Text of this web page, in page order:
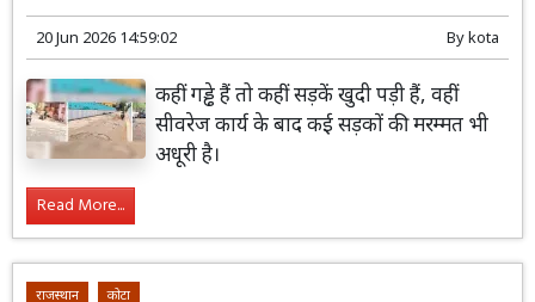
20 Jun 2026 14:59:02 Bykota
कहीं गड्ढे हैं तो कहीं सड़कें खुदी पड़ी हैं, वहीं
सीवरेज कार्य के बाद कई सड़कों की मरम्मत भी
अधूरी है।
Read More...
राजस्थान कोटा